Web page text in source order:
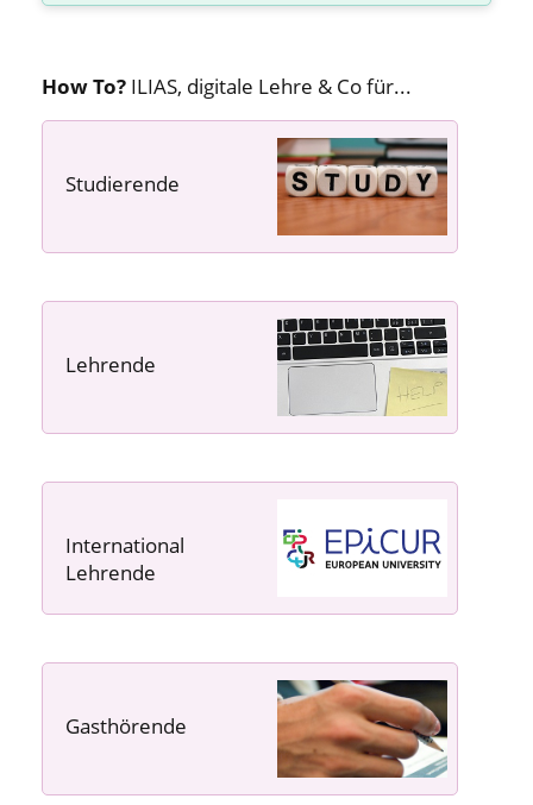
How To? ILIAS, digitale Lehre & Co für...
Studierende
Lehrende
International
Lehrende
Gasthörende